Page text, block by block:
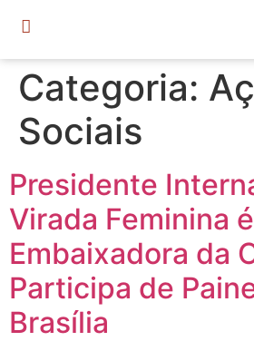
Categoria:
Sociais
Presidente
Virada Feminina
Embaixadora da
Participa de
Brasília